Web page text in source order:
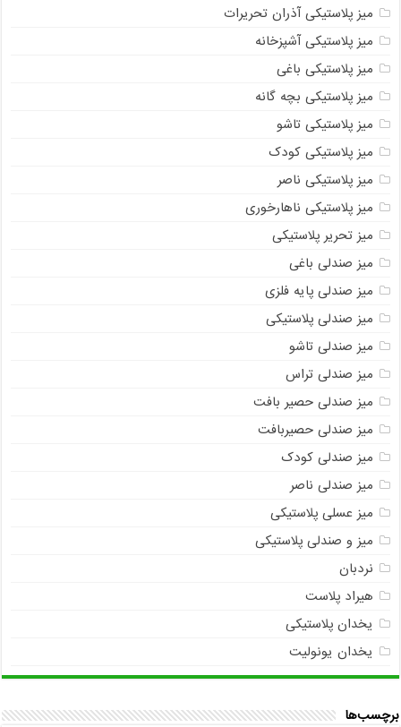
میز پلاستیکی آذران تحریرات
میز پلاستیکی آشپزخانه
میز پلاستیکی باغی
میز پلاستیکی بچه گانه
میز پلاستیکی تاشو
میز پلاستیکی کودک
میز پلاستیکی ناصر
میز پلاستیکی ناهارخوری
میز تحریر پلاستیکی
میز صندلی باغی
میز صندلی پایه فلزی
میز صندلی پلاستیکی
میز صندلی تاشو
میز صندلی تراس
میز صندلی حصیر بافت
میز صندلی حصیربافت
میز صندلی کودک
میز صندلی ناصر
میز عسلی پلاستیکی
میز و صندلی پلاستیکی
نردبان
هیراد پلاست
یخدان پلاستیکی
یخدان یونولیت
برچسب‌ها